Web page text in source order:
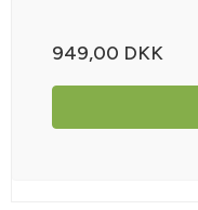
949,00 DKK